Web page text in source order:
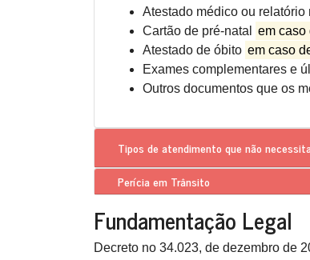
Atestado médico ou
Cartão de pré-natal
em caso
Atestado de óbito em caso
Exames complementares e
Outros documentos que os
Tipos de atendimento que não
Perícia em Trânsito
Fundamentação Legal
Decreto no 34.023, de dezembro de